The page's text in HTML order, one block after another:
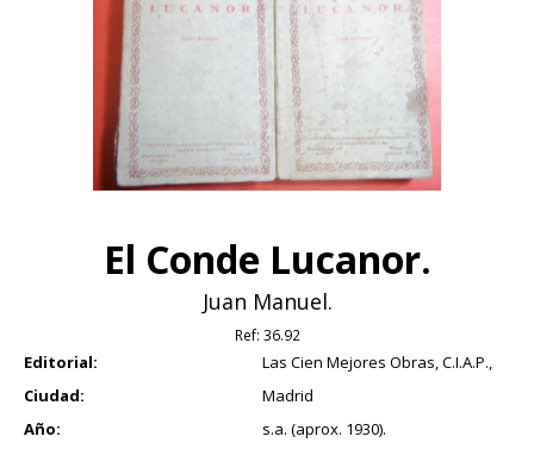
El Conde Lucanor.
Juan Manuel.
Ref: 36.92
Editorial:
Las Cien Mejores Obras, C.I.A.P.,
Ciudad:
Madrid
Año:
s.a. (aprox. 1930).